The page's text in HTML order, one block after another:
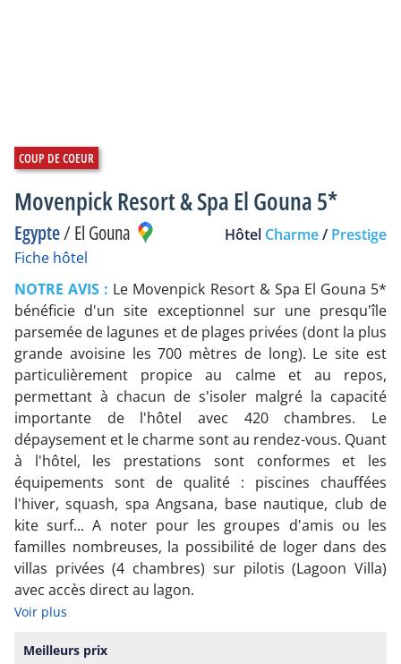
Movenpick Resort & Spa El Gouna 5*
Egypte/El Gouna Hôtel Charme/ Prestige
Fiche hôtel
NOTRE AVIS : Le Movenpick Resort & Spa El Gouna 5*
bénéficie d'un site exceptionnel sur une presqu'île
parsemée de lagunes et de plages privées (dont la plus
grande avoisine les 700 mètres de long). Le site est
particulièrement propice au calme et au repos,
permettant à chacun de s'isoler malgré la capacité
importante de l'hôtel avec 420 chambres. Le
dépaysement et le charme sont au rendez-vous. Quant
à l'hôtel, les prestations sont conformes et les
équipements sont de qualité : piscines chauffées
l'hiver, squash, spa Angsana, base nautique, club de
kite surf... A noter pour les groupes d'amis ou les
familles nombreuses, la possibilité de loger dans des
villas privées (4 chambres) sur pilotis (Lagoon Villa)
avec accès direct au lagon.
Voir plus
Meilleurs prix